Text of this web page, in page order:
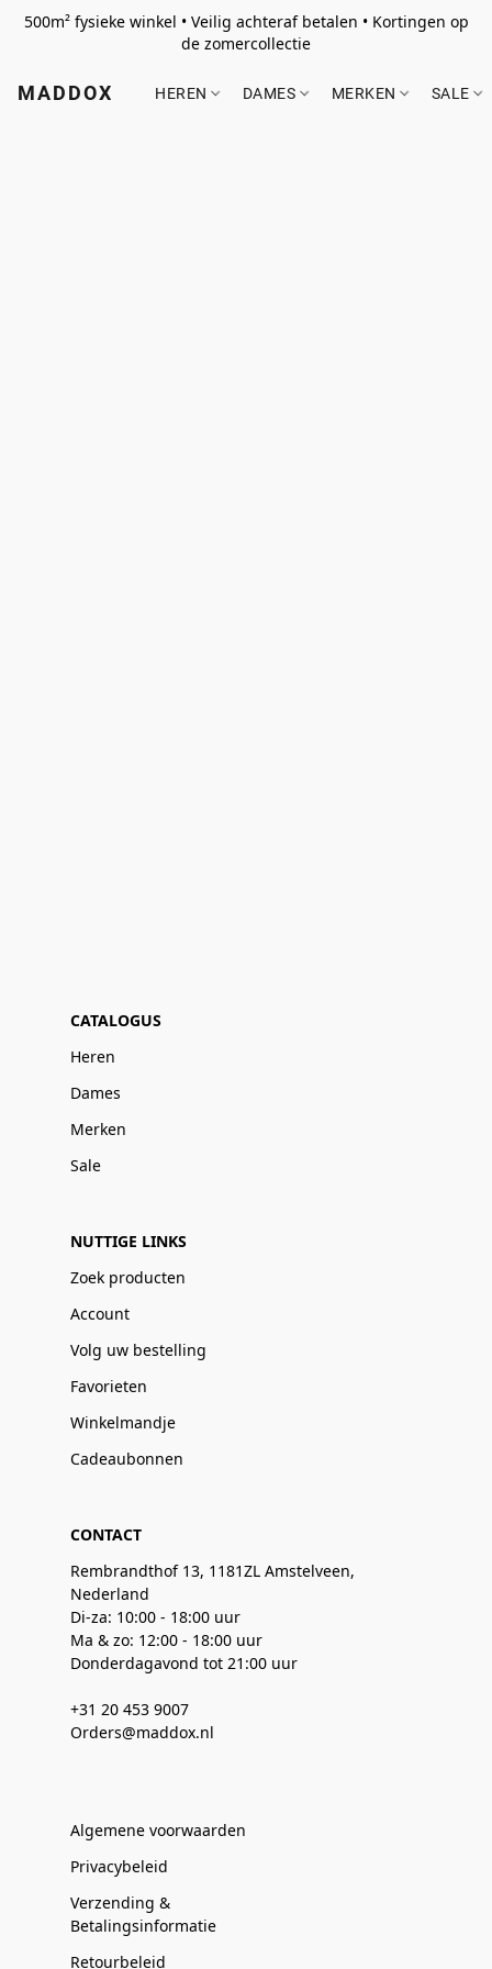
500m² fysieke winkel • Veilig achteraf betalen • Kortingen op
de zomercollectie
MADDOX HEREN DAMES MERKEN SALE
CATALOGUS
Heren
Dames
Merken
Sale
NUTTIGE LINKS
Zoek producten
Account
Volg uw bestelling
Favorieten
Winkelmandje
Cadeaubonnen
CONTACT
Rembrandthof 13, 1181ZL Amstelveen,
Nederland
Di-za: 10:00 - 18:00 uur
Ma & zo: 12:00 - 18:00 uur
Donderdagavond tot 21:00 uur
+31 20 453 9007
Orders@maddox.nl
Algemene voorwaarden
Privacybeleid
Verzending &
Betalingsinformatie
Retourbeleid